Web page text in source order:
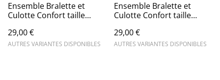
Ensemble Bralette et
Culotte Confort taille
29,00 €
AUTRES VARIANTES DISPONIBLES
Ensemble Bralette et
Culotte Confort taille
orange
29,00 €
AUTRES VARIANTES DISPONIBLES